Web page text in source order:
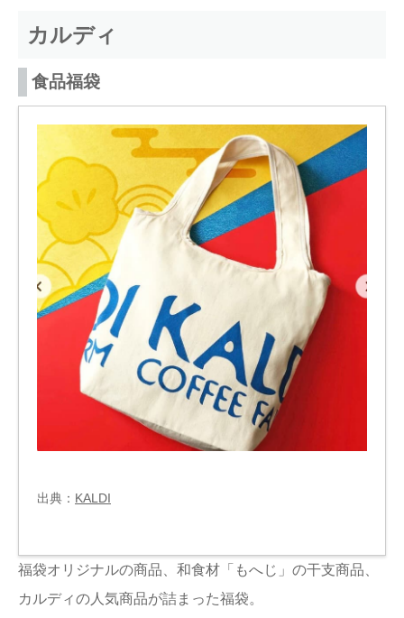
カルディ
食品福袋
出典： KALDI
福袋オリジナルの商品、和食材「もへじ」の干支商品、
カルディの人気商品が詰まった福袋。